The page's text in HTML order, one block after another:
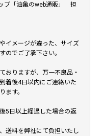
プ「油亀のweb通販」 担
イメージが違った、サイズ
のでご了承下さい。
おりますが、万一不良品・
着後4日以内にご連絡いた
ます。
5日以上経過した場合の返
送料を弊社にて負担いたし